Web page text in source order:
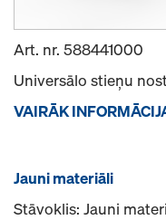
Art. nr. 588441000
Universālo stieņu
VAIRĀK
Jauni materiāli
Stāvoklis: Jauni